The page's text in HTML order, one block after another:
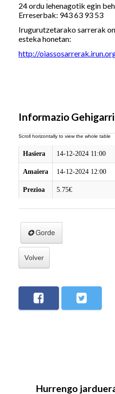
24 ordu lehenagotik egin
Erreserbak: 943 63 93 53
Irugurutzetarako sarrerak
esteka honetan:
http://
Informazio
Hasiera 14-12-2024 11:00
Amaiera 14-12-2024 12:00
Prezioa 5.75€
Gorde
Volver
Hurrengo